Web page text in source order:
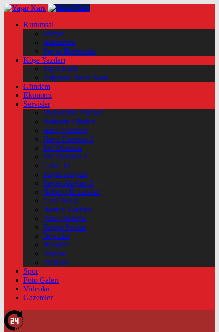
Kurumsal
Künye
Hakkımda
Yayın İlkelerimiz
Köşe Yazıları
Yaşar Kara
Polyanna Succi Kara
Gündem
Ekonomi
Servisler
Vizyondaki Filmler
Haftanin Filmleri
Hava Durumu
Hava Durumu 2
Yol Durumu
Yol Durumu 2
Canlı Tv
Yayın Akışları
Yayın Akışları 2
Nöbetçi Eczaneler
Canlı Borsa
Namaz Vakitleri
Puan Durumu
Kripto Paralar
Dövizler
Hisseler
Altınlar
Pariteler
Spor
Foto Galeri
Videolar
Gazeteler